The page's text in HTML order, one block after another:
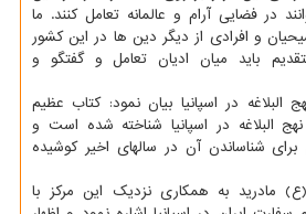
در فضایی آرام و عالمانه تعامل کنند. ما
و افرادی از دیگر دین ها در این کشور
باید میان ادیان تعامل و گفتگو و
البلاغه در اسپانیا بیان نمود: کتاب عظیم
البلاغه در اسپانیا شناخته شده است و
شناساندن آن در سالهای اخیر کوشیده
مادرید به همکاری نزدیک این مرکز با